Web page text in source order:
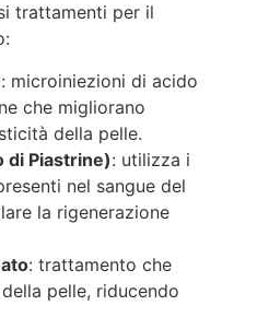
trattamenti per il
: microiniezioni di acido
che migliorano
della pelle.
di Piastrine): utilizza i
nel sangue del
la rigenerazione
: trattamento che
pelle, riducendo